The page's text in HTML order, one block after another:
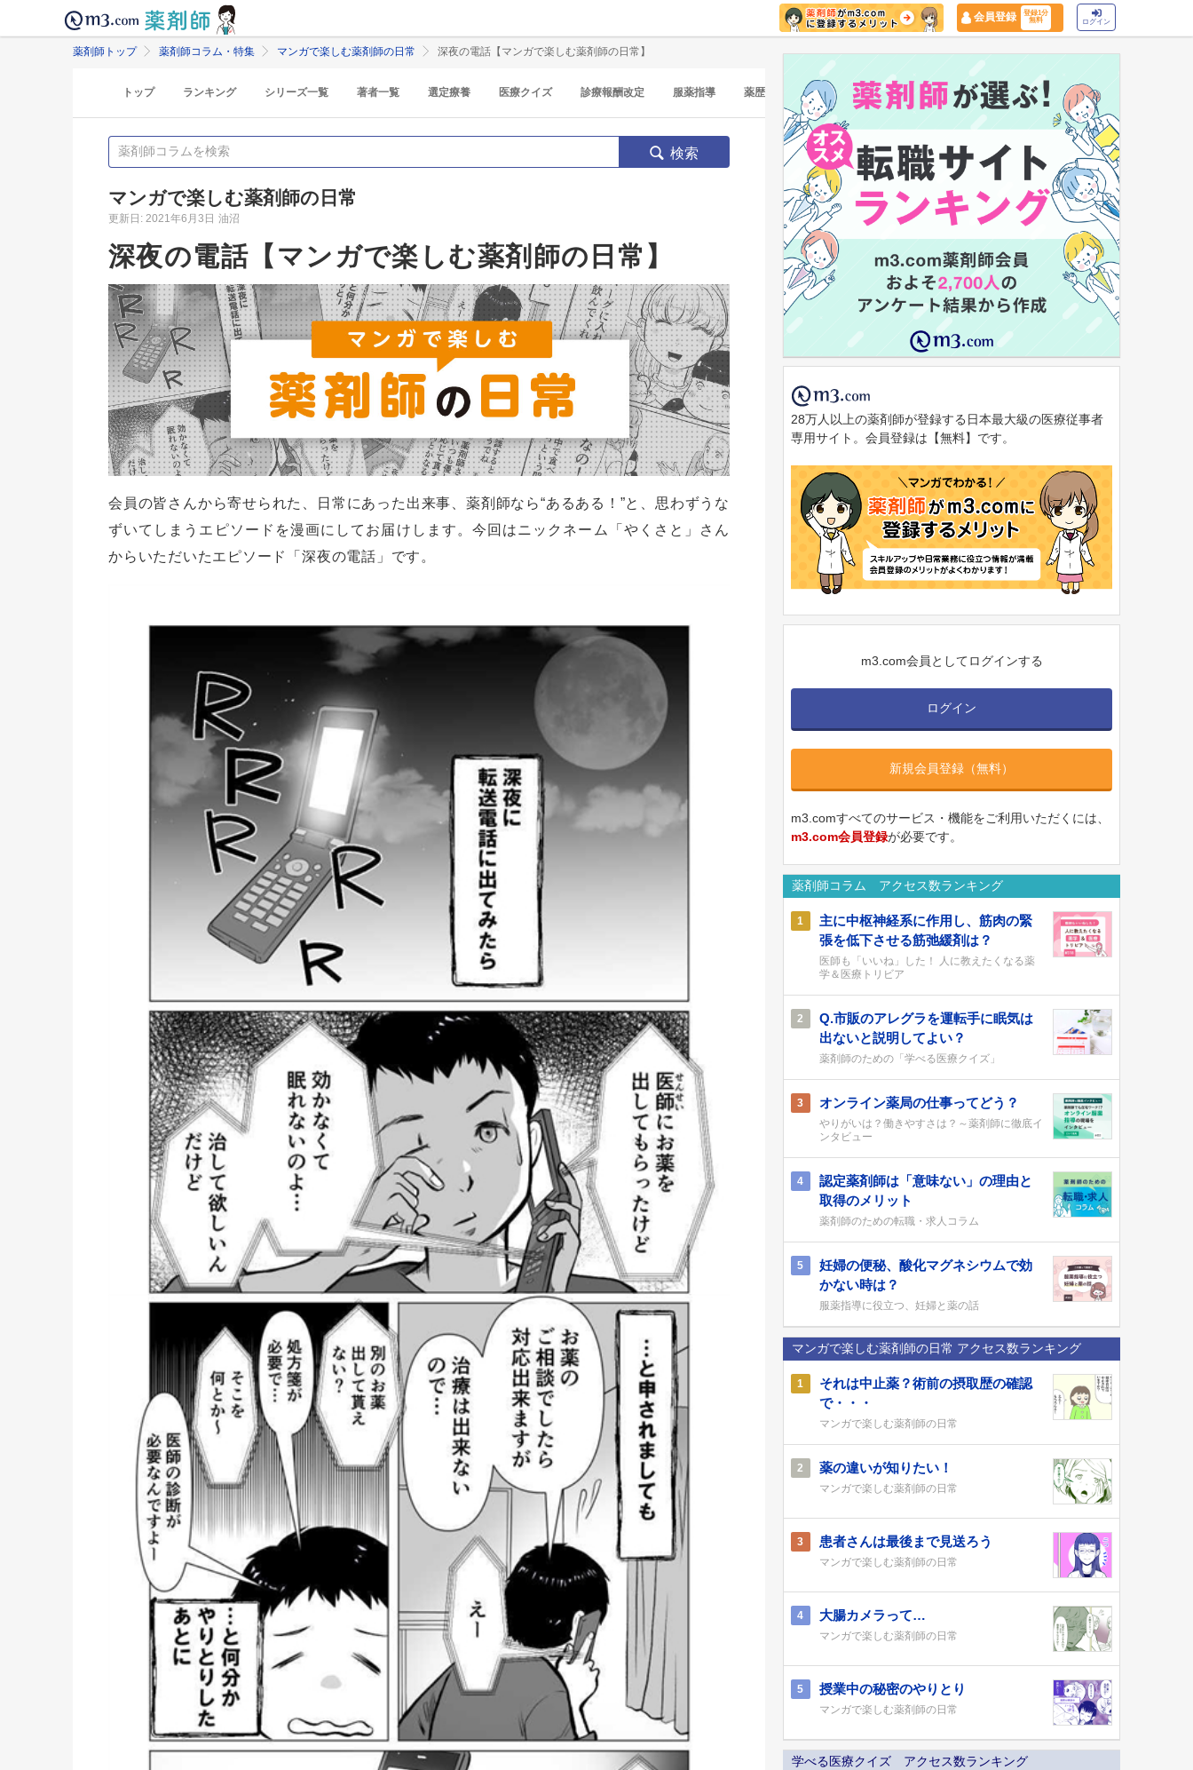
会員登録
登録1分
無料
ログイン
薬剤師トップ 薬剤師コラム・特集 マンガで楽しむ薬剤師の日常 深夜の電話【マンガで楽しむ薬剤師の日常】
トップ ランキング シリーズ一覧 著者一覧 選定療養 医療クイズ 診療報酬改定 服薬指導 薬歴 マイナ保険証
検索
マンガで楽しむ薬剤師の日常
更新日: 2021年6月3日 油沼
深夜の電話【マンガで楽しむ薬剤師の日常】
会員の皆さんから寄せられた、日常にあった出来事、薬剤師なら“あるある！”と、思わずうな
ずいてしまうエピソードを漫画にしてお届けします。今回はニックネーム「やくさと」さん
からいただいたエピソード「深夜の電話」です。
28万人以上の薬剤師が登録する日本最大級の医療従事者
専用サイト。会員登録は【無料】です。
m3.com会員としてログインする
ログイン
新規会員登録（無料）
m3.comすべてのサービス・機能をご利用いただくには、
m3.com会員登録が必要です。
薬剤師コラム アクセス数ランキング
1
主に中枢神経系に作用し、筋肉の緊
張を低下させる筋弛緩剤は？
医師も「いいね」した！ 人に教えたくなる薬
学＆医療トリビア
2
Q.市販のアレグラを運転手に眠気は
出ないと説明してよい？
薬剤師のための「学べる医療クイズ」
3 オンライン薬局の仕事ってどう？
やりがいは？働きやすさは？～薬剤師に徹底イ
ンタビュー
4
認定薬剤師は「意味ない」の理由と
取得のメリット
薬剤師のための転職・求人コラム
5
妊婦の便秘、酸化マグネシウムで効
かない時は？
服薬指導に役立つ、妊婦と薬の話
マンガで楽しむ薬剤師の日常 アクセス数ランキング
1
それは中止薬？術前の摂取歴の確認
で・・・
マンガで楽しむ薬剤師の日常
2 薬の違いが知りたい！
マンガで楽しむ薬剤師の日常
3 患者さんは最後まで見送ろう
マンガで楽しむ薬剤師の日常
4 大腸カメラって…
マンガで楽しむ薬剤師の日常
5 授業中の秘密のやりとり
マンガで楽しむ薬剤師の日常
学べる医療クイズ アクセス数ランキング